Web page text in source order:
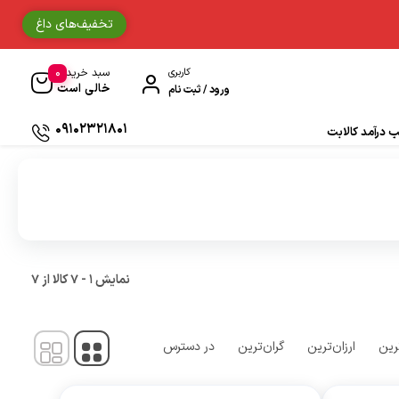
تخفیف‌های داغ
کاربری
ورود / ثبت نام
سبد خرید
خالی است
0
ادکلن
کالابت 09102321801
نمایش1
-
7کالا از7
ارزان‌ترین گران‌ترین در دسترس